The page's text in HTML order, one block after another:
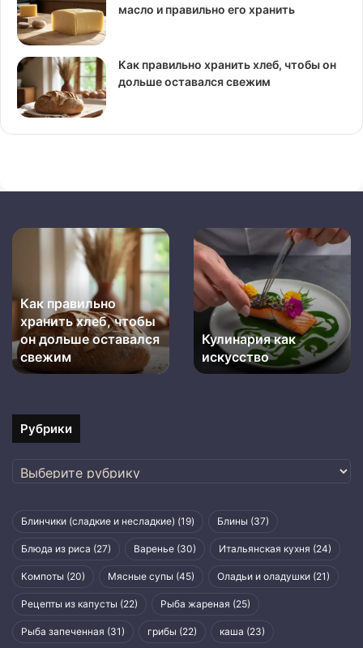
масло и правильно его хранить
Как правильно хранить хлеб, чтобы он
дольше оставался свежим
Как
чтобы
он
дольше
оставался
свежим
Как правильно
хранить хлеб, чтобы
он дольше оставался
свежим
Кулинария
как
искусство
Кулинария как
искусство
Рубрики
Рубрики
Блинчики (сладкие и несладкие) (19) Блины (37)
Блюда из риса (27) Варенье (30) Итальянская кухня (24)
Компоты (20) Мясные супы (45) Оладьи и оладушки (21)
Рецепты из капусты (22) Рыба жареная (25)
Рыба запеченная (31) грибы (22) каша (23)